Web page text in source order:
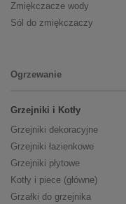
Zmiękczacze wody
Sól do zmiękczaczy
Ogrzewanie
Grzejniki i Kotły
Grzejniki dekoracyjne
Grzejniki łazienkowe
Grzejniki płytowe
Kotły i piece (główne)
Grzałki do grzejnika